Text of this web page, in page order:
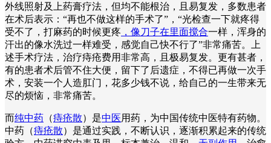
外线照射及上药膏疗法，但均不能根治，且易复发，多数患者
在术后表示：“再也不做这样的手术了”，“光检查一下就疼得
受不了，打麻药的时候更疼 ，像刀子在里面搅合一样，浑身的
汗出的像水洗过一样难受，感觉自己快不行了”非常痛苦。上
述手术疗法，治疗痔疮费用非常高，且极易复发。更有甚者，
有的患者术后管不住大便，留下了后遗症，不得已再做一次手
术，安装一个人造肛门，花多少钱不说，给自己的一生带来无
尽的烦恼，非常痛苦。
而纯中药 （痔疮散）是中医用药，为中国传统中医特有药物。
中药（痔疮散）是通过实践，不断认识，逐渐积累起来的传统